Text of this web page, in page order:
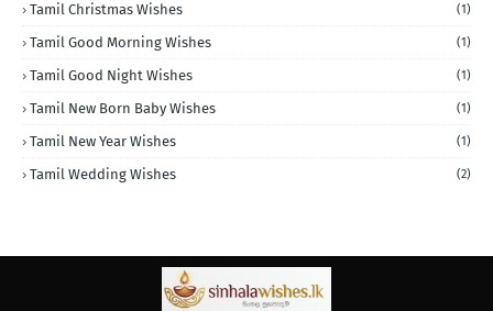
Tamil Christmas Wishes (1)
Tamil Good Morning Wishes (1)
Tamil Good Night Wishes (1)
Tamil New Born Baby Wishes (1)
Tamil New Year Wishes (1)
Tamil Wedding Wishes (2)